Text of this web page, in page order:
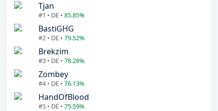
Tjan
#1 • DE • 85.85%
BastiGHG
#2 • DE • 79.52%
Brekzim
#3 • DE • 78.28%
Zombey
#4 • DE • 76.13%
HandOfBlood
#5 • DE • 75.59%